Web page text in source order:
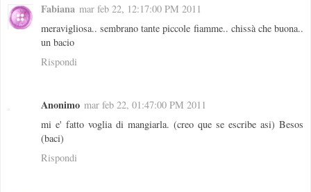
Fabiana mar feb 22, 12:17:00 PM 2011
meravigliosa.. sembrano tante piccole fiamme.. chissà che buona..
un bacio
Rispondi
Anonimo mar feb 22, 01:47:00 PM 2011
mi e' fatto voglia di mangiarla. (creo que se escribe asi) Besos
(baci)
Rispondi